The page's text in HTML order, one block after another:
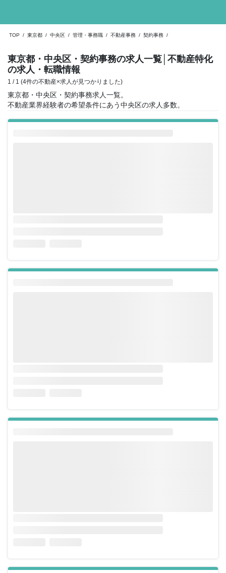
TOP / 東京都 / 中央区 / 管理・事務職 / 不動産事務 / 契約事務 /
東京都・中央区・契約事務の求人一覧 │不動産特化
の求人・転職情報
1 / 1 (4件の不動産×求人が見つかりました)
東京都・中央区・契約事務求人一覧。
不動産業界経験者の希望条件にあう中央区の求人多数。